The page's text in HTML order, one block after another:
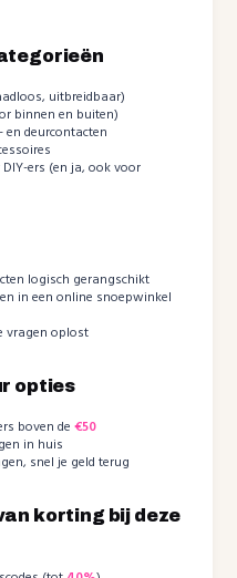
uitbreidbaar)
binnen en buiten)
deurcontacten
ers (en ja, ook voor
logisch gerangschikt
in een online snoepwinkel
vragen oplost
opties
boven de€50
in huis
snel je geld terug
korting bij deze